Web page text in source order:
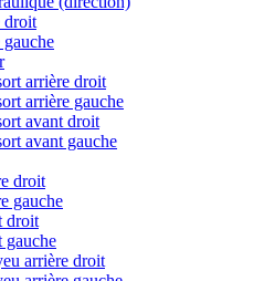
droit
gauche
arrière droit
arrière gauche
avant droit
avant gauche
droit
gauche
droit
gauche
arrière droit